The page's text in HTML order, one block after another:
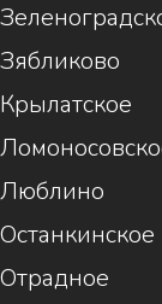
Зябликово
Крылатское
Люблино
Останкинское
Отрадное